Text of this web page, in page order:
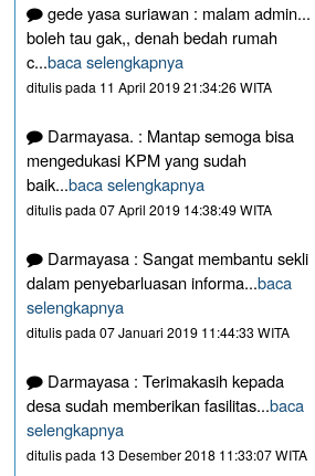
gede yasa suriawan : malam admin...
boleh tau gak,, denah bedah rumah
c...baca selengkapnya
ditulis pada 11 April 2019 21:34:26 WITA
Darmayasa. : Mantap semoga bisa
mengedukasi KPM yang sudah
baik...baca selengkapnya
ditulis pada 07 April 2019 14:38:49 WITA
Darmayasa : Sangat membantu sekli
dalam penyebarluasan informa...baca
selengkapnya
ditulis pada 07 Januari 2019 11:44:33 WITA
Darmayasa : Terimakasih kepada
desa sudah memberikan fasilitas...baca
selengkapnya
ditulis pada 13 Desember 2018 11:33:07 WITA